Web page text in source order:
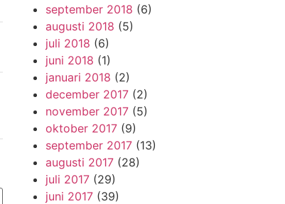
september 2018 (6)
augusti 2018 (5)
juli 2018 (6)
juni 2018 (1)
januari 2018 (2)
december 2017 (2)
november 2017 (5)
oktober 2017 (9)
september 2017 (13)
augusti 2017 (28)
juli 2017 (29)
juni 2017 (39)